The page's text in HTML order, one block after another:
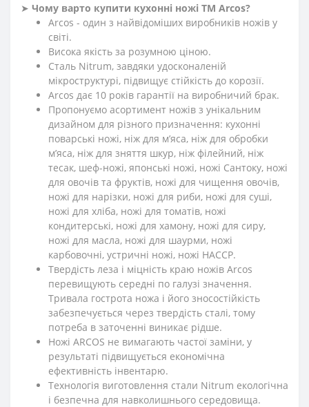
➤ Чому варто купити кухонні ножі ТМ Arcos?
Arcos - один з найвідоміших виробників ножів у
світі.
Висока якість за розумною ціною.
Сталь Nitrum, завдяки удосконаленій
мікроструктурі, підвищує стійкість до корозії.
Arcos дає 10 років гарантії на виробничий брак.
Пропонуємо асортимент ножів з унікальним
дизайном для різного призначення: кухонні
поварські ножі, ніж для м’яса, ніж для обробки
м’яса, ніж для зняття шкур, ніж філейний, ніж
тесак, шеф-ножі, японські ножі, ножі Сантоку, ножі
для овочів та фруктів, ножі для чищення овочів,
ножі для нарізки, ножі для риби, ножі для суші,
ножі для хліба, ножі для томатів, ножі
кондитерські, ножі для хамону, ножі для сиру,
ножі для масла, ножі для шаурми, ножі
карбовочні, устричні ножі, ножі HACCP.
Твердість леза і міцність краю ножів Arcos
перевищують середні по галузі значення.
Тривала гострота ножа і його зносостійкість
забезпечується через твердість сталі, тому
потреба в заточенні виникає рідше.
Ножі ARCOS не вимагають частої заміни, у
результаті підвищується економічна
ефективність інвентарю.
Технологія виготовлення стали Nitrum екологічна
і безпечна для навколишнього середовища.